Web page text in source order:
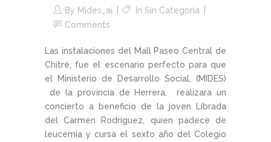
By Mides_ai
In Sin Categoría
Comments
Las instalaciones del Mall Paseo Central de
Chitré, fue el escenario perfecto para que
el Ministerio de Desarrollo Social, (MIDES)
de la provincia de Herrera, realizara un
concierto a beneficio de la joven Librada
del Carmen Rodríguez, quien padece de
leucemia y cursa el sexto año del Colegio